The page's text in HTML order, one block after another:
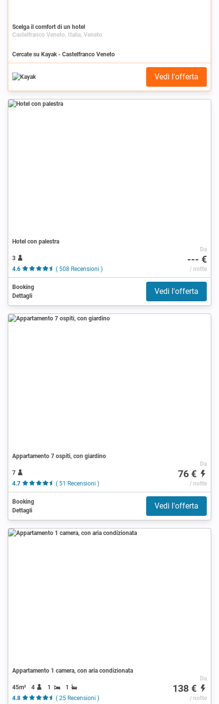
Scelga il comfort di un hotel
Castelfranco Veneto, Italia, Veneto
Cercate su Kayak - Castelfranco Veneto
Vedi l'offerta
Hotel con palestra
3
4.6
( 508 Recensioni )
Da
--- €
/ notte
Booking
Dettagli
Vedi l'offerta
Appartamento 7 ospiti, con giardino
7
4.7
( 51 Recensioni )
Da
76 €
/ notte
Booking
Dettagli
Vedi l'offerta
Appartamento 1 camera, con aria condizionata
45m² 4 1
1
4.8
( 25 Recensioni )
Da
138 €
/ notte